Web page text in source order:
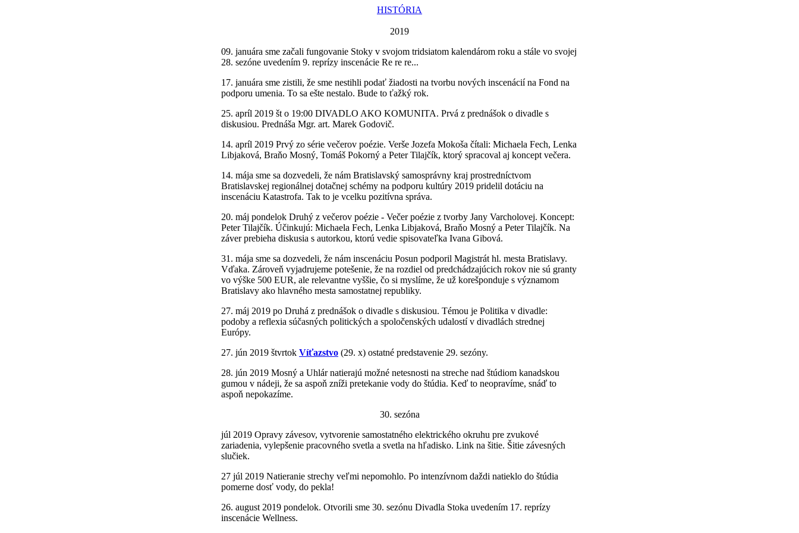
HISTÓRIA
2019
09. januára sme začali fungovanie Stoky v svojom tridsiatom kalendárom roku a stále vo svojej
28. sezóne uvedením 9. reprízy inscenácie Re re re...
17. januára sme zistili, že sme nestihli podať žiadosti na tvorbu nových inscenácií na Fond na
podporu umenia. To sa ešte nestalo. Bude to ťažký rok.
25. apríl 2019 št o 19:00 DIVADLO AKO KOMUNITA. Prvá z prednášok o divadle s
diskusiou. Prednáša Mgr. art. Marek Godovič.
14. apríl 2019 Prvý zo série večerov poézie. Verše Jozefa Mokoša čítali: Michaela Fech, Lenka
Libjaková, Braňo Mosný, Tomáš Pokorný a Peter Tilajčík, ktorý spracoval aj koncept večera.
14. mája sme sa dozvedeli, že nám Bratislavský samosprávny kraj prostredníctvom
Bratislavskej regionálnej dotačnej schémy na podporu kultúry 2019 pridelil dotáciu na
inscenáciu Katastrofa. Tak to je vcelku pozitívna správa.
20. máj pondelok Druhý z večerov poézie - Večer poézie z tvorby Jany Varcholovej. Koncept:
Peter Tilajčík. Účinkujú: Michaela Fech, Lenka Libjaková, Braňo Mosný a Peter Tilajčík. Na
záver prebieha diskusia s autorkou, ktorú vedie spisovateľka Ivana Gibová.
31. mája sme sa dozvedeli, že nám inscenáciu Posun podporil Magistrát hl. mesta Bratislavy.
Vďaka. Zároveň vyjadrujeme potešenie, že na rozdiel od predchádzajúcich rokov nie sú granty
vo výške 500 EUR, ale relevantne vyššie, čo si myslíme, že už korešponduje s významom
Bratislavy ako hlavného mesta samostatnej republiky.
27. máj 2019 po Druhá z prednášok o divadle s diskusiou. Témou je Politika v divadle:
podoby a reflexia súčasných politických a spoločenských udalostí v divadlách strednej
Európy.
27. jún 2019 štvrtok Víťazstvo (29. x) ostatné predstavenie 29. sezóny.
28. jún 2019 Mosný a Uhlár natierajú možné netesnosti na streche nad štúdiom kanadskou
gumou v nádeji, že sa aspoň zníži pretekanie vody do štúdia. Keď to neopravíme, snáď to
aspoň nepokazíme.
30. sezóna
júl 2019 Opravy závesov, vytvorenie samostatného elektrického okruhu pre zvukové
zariadenia, vylepšenie pracovného svetla a svetla na hľadisko. Link na šitie. Šitie závesných
slučiek.
27 júl 2019 Natieranie strechy veľmi nepomohlo. Po intenzívnom daždi natieklo do štúdia
pomerne dosť vody, do pekla!
26. august 2019 pondelok. Otvorili sme 30. sezónu Divadla Stoka uvedením 17. reprízy
inscenácie Wellness.